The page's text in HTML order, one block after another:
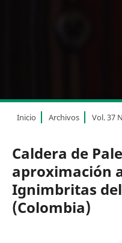
Inicio Archivos Vol. 37
Caldera de
aproximación
Ignimbritas
(Colombia)